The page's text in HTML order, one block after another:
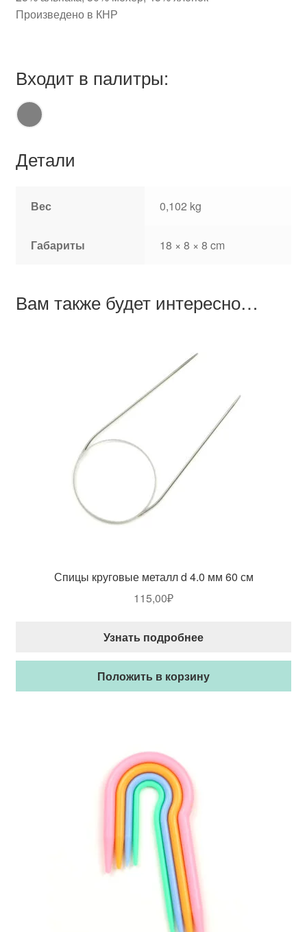
Произведено в КНР
Входит в палитры:
Детали
Вес 0,102 kg
Габариты 18 × 8 × 8 cm
Вам также будет интересно…
Спицы круговые металл d 4.0 мм 60 см
115,00₽
Узнать подробнее
Положить в корзину